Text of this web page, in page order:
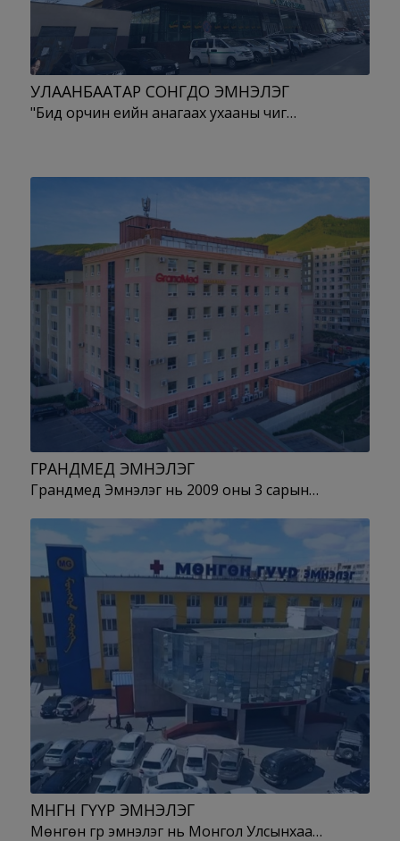
УЛААНБААТАР СОНГДО ЭМНЭЛЭГ
"Бид орчин үеийн анагаах ухааны чиг…
ГРАНДМЕД ЭМНЭЛЭГ
Грандмед Эмнэлэг нь 2009 оны 3 сарын…
МӨНГӨН ГҮҮР ЭМНЭЛЭГ
Мөнгөн гүүр эмнэлэг нь Монгол Улсынхаа…